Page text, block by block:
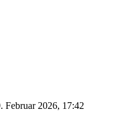
Februar 2026, 17:42